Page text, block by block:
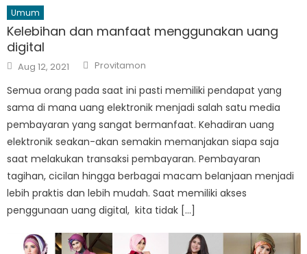
Umum
Kelebihan dan manfaat menggunakan uang
digital
Posted
on
Aug 12, 2021 Author
Provitamon
Semua orang pada saat ini pasti memiliki pendapat yang
sama di mana uang elektronik menjadi salah satu media
pembayaran yang sangat bermanfaat. Kehadiran uang
elektronik seakan-akan semakin memanjakan siapa saja
saat melakukan transaksi pembayaran. Pembayaran
tagihan, cicilan hingga berbagai macam belanjaan menjadi
lebih praktis dan lebih mudah. Saat memiliki akses
penggunaan uang digital, kita tidak […]